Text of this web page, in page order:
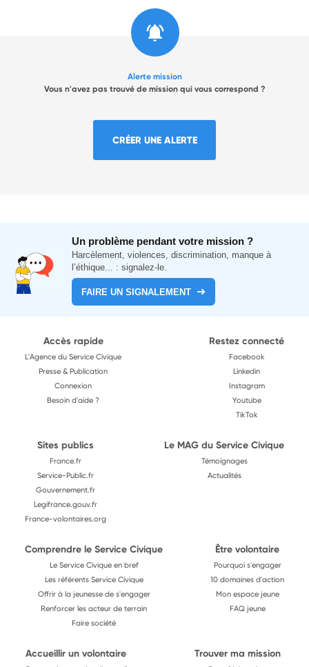
Alerte mission
Vous n'avez pas trouvé de mission qui vous correspond ?
CRÉER UNE ALERTE
Un problème pendant votre mission ?
Harcèlement, violences, discrimination, manque à
l’éthique... : signalez-le.
FAIRE UN SIGNALEMENT
Accès rapide
L'Agence du Service Civique
Presse & Publication
Connexion
Besoin d'aide ?
Restez connecté
Facebook
Linkedin
Instagram
Youtube
TikTok
Sites publics
France.fr
Service-Public.fr
Gouvernement.fr
Legifrance.gouv.fr
France-volontaires.org
Le MAG du Service Civique
Témoignages
Actualités
Comprendre le Service Civique
Le Service Civique en bref
Les référents Service Civique
Offrir à la jeunesse de s'engager
Renforcer les acteur de terrain
Faire société
Être volontaire
Pourquoi s'engager
10 domaines d'action
Mon espace jeune
FAQ jeune
Accueillir un volontaire Trouver ma mission